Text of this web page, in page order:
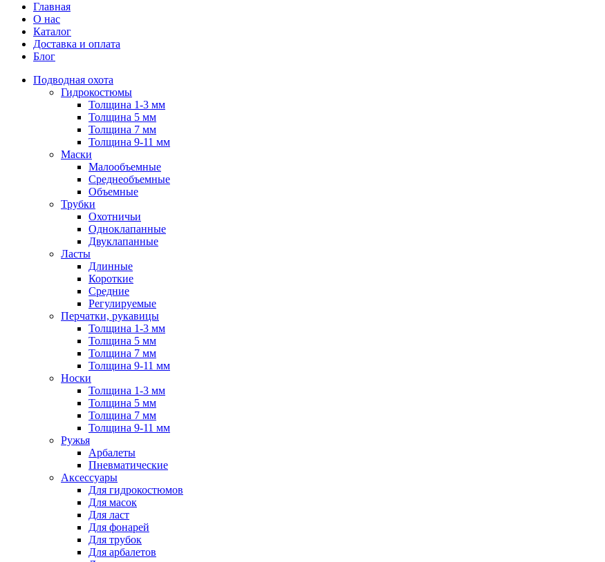
Главная
О нас
Каталог
Доставка и оплата
Блог
Подводная охота
Гидрокостюмы
Толщина 1-3 мм
Толщина 5 мм
Толщина 7 мм
Толщина 9-11 мм
Маски
Малообъемные
Среднеобъемные
Объемные
Трубки
Охотничьи
Одноклапанные
Двуклапанные
Ласты
Длинные
Короткие
Средние
Регулируемые
Перчатки, рукавицы
Толщина 1-3 мм
Толщина 5 мм
Толщина 7 мм
Толщина 9-11 мм
Носки
Толщина 1-3 мм
Толщина 5 мм
Толщина 7 мм
Толщина 9-11 мм
Ружья
Арбалеты
Пневматические
Аксессуары
Для гидрокостюмов
Для масок
Для ласт
Для фонарей
Для трубок
Для арбалетов